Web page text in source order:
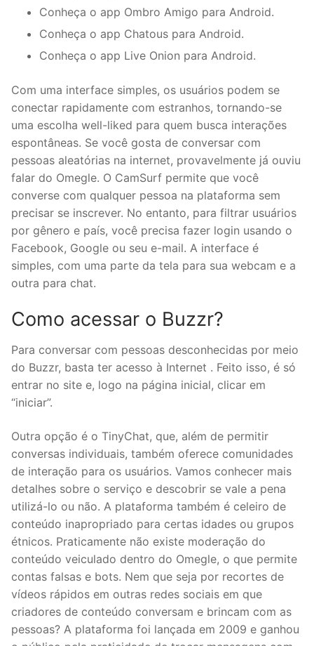
Conheça o app Ombro Amigo para Android.
Conheça o app Chatous para Android.
Conheça o app Live Onion para Android.
Com uma interface simples, os usuários podem se
conectar rapidamente com estranhos, tornando-se
uma escolha well-liked para quem busca interações
espontâneas. Se você gosta de conversar com
pessoas aleatórias na internet, provavelmente já ouviu
falar do Omegle. O CamSurf permite que você
converse com qualquer pessoa na plataforma sem
precisar se inscrever. No entanto, para filtrar usuários
por gênero e país, você precisa fazer login usando o
Facebook, Google ou seu e-mail. A interface é
simples, com uma parte da tela para sua webcam e a
outra para chat.
Como acessar o Buzzr?
Para conversar com pessoas desconhecidas por meio
do Buzzr, basta ter acesso à Internet . Feito isso, é só
entrar no site e, logo na página inicial, clicar em
“iniciar”.
Outra opção é o TinyChat, que, além de permitir
conversas individuais, também oferece comunidades
de interação para os usuários. Vamos conhecer mais
detalhes sobre o serviço e descobrir se vale a pena
utilizá-lo ou não. A plataforma também é celeiro de
conteúdo inapropriado para certas idades ou grupos
étnicos. Praticamente não existe moderação do
conteúdo veiculado dentro do Omegle, o que permite
contas falsas e bots. Nem que seja por recortes de
vídeos rápidos em outras redes sociais em que
criadores de conteúdo conversam e brincam com as
pessoas? A plataforma foi lançada em 2009 e ganhou